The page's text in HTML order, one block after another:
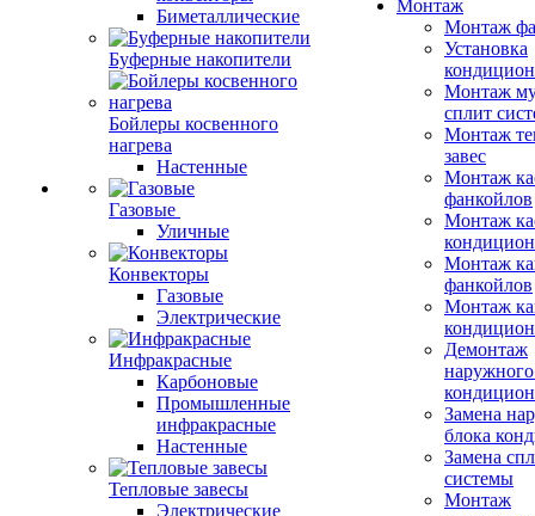
Биметаллические
Буферные накопители
Бойлеры косвенного
нагрева
Настенные
Газовые
Уличные
Конвекторы
Газовые
Электрические
Инфракрасные
Карбоновые
Промышленные
инфракрасные
Настенные
Тепловые завесы
Электрические
Монтаж
Монтаж
Установка
Монтаж
сплит
Монтаж
завес
Монтаж
фанкойлов
Монтаж
Монтаж
фанкойлов
Монтаж
Демонтаж
Замена
блока
Замена
системы
Монтаж